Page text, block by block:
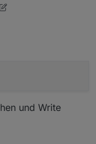
12:34 PM
und Write